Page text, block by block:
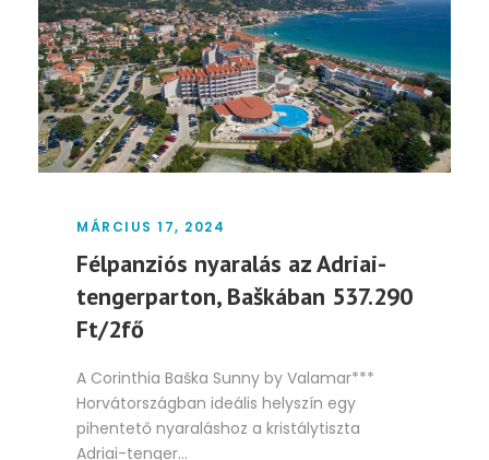
MÁRCIUS 17, 2024
Félpanziós nyaralás az Adriai-
tengerparton, Baškában 537.290
Ft/2fő
A Corinthia Baška Sunny by Valamar***
Horvátországban ideális helyszín egy
pihentető nyaraláshoz a kristálytiszta
Adriai-tenger...